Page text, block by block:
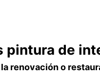
pintura de
la renovación o